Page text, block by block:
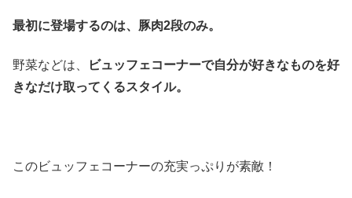
最初に登場するのは、豚肉2段のみ。
野菜などは、
ビュッフェコーナーで自分が好きなものを好
きなだけ取ってくるスタイル。
このビュッフェコーナーの充実っぷりが素敵！